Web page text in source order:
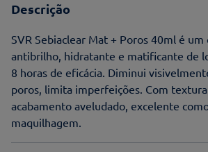
Descrição
SVR Sebiaclear Mat + Poros 40ml é
antibrilho, hidratante e matificante de
8 horas de eficácia. Diminui
poros, limita imperfeições. Com
acabamento aveludado, excelente
maquilhagem.